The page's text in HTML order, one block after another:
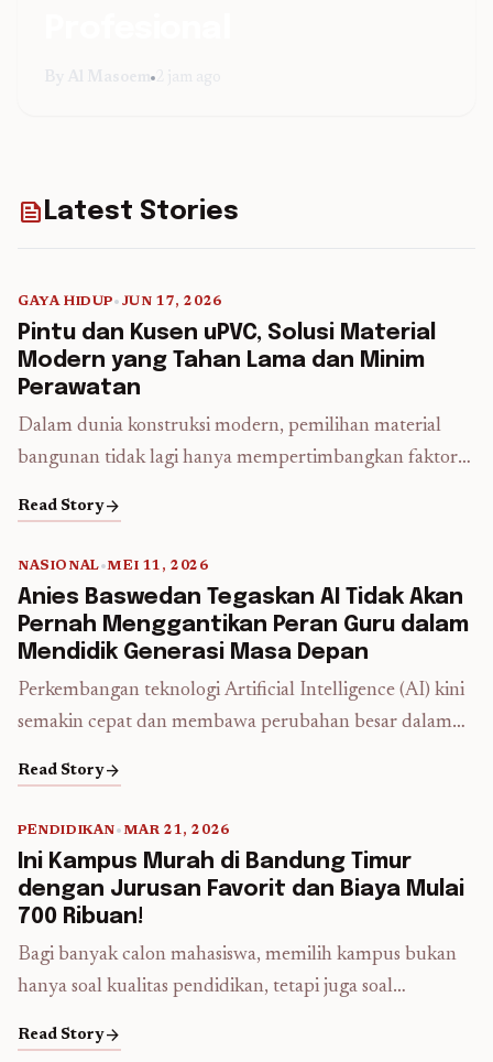
Tersembunyi yang Perlu Diwaspadai
Profesor Kehormatan, Apa
feedLatest Stories
5 min read
GAYA HIDUP• JUN 17, 2026
Pintu dan Kusen uPVC, Solusi Material
Modern yang Tahan Lama dan Minim
Perawatan
Dalam dunia konstruksi modern, pemilihan material
bangunan tidak lagi hanya mempertimbangkan faktor
perawatan kini menjadi aspek penting yang diperhatikan
Salah satu material yang semakin populer dan banyak
digunakan adalah uPVC atau Unplasticized Polyvinyl
Chloride. uPVC merupakan material berbasis polimer
yang dirancang tanpa tambahan bahan ...Read more
Read Storyarrow_forward
5 min read
NASIONAL•MEI 11, 2026
Anies Baswedan Tegaskan AI Tidak Akan
Pernah Menggantikan Peran Guru dalam
Mendidik Generasi Masa Depan
Perkembangan teknologi Artificial Intelligence (AI) kini
semakin cepat dan membawa perubahan besar dalam
salah satu sektor yang paling merasakan dampak
proses belajar menjadi lebih mudah, praktis, dan cepat.
Siswa dapat memperoleh informasi dalam hitungan
detik, memahami materi pelajaran secara instan, hingga
menyelesaikan tugas ... Read more
Read Storyarrow_forward
PENDIDIKAN•MAR 21, 2026
Ini Kampus Murah di Bandung Timur
dengan Jurusan Favorit dan Biaya Mulai
700 Ribuan!
Bagi banyak calon mahasiswa, memilih kampus bukan
hanya soal kualitas pendidikan, tetapi juga soal
pendidikan tinggi di kota-kota besar, Bandung Timur
Read Storyarrow_forward